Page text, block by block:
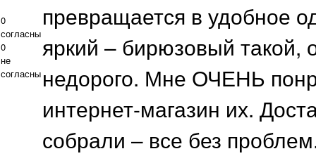
0
согласны
0
не
согласны
превращается в удобное
яркий – бирюзовый
недорого. Мне ОЧЕНЬ
интернет-магазин их.
собрали – все без